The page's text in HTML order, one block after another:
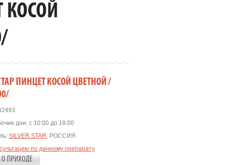
КОСОЙ
ПИНЦЕТ КОСОЙ ЦВЕТНОЙ /
дни, с 10:00 до 18:00
SILVER STAR, РОССИЯ
по данному препарату
ПРИХОДЕ